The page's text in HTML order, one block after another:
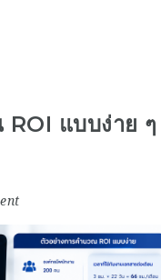
แบบง่าย ๆ